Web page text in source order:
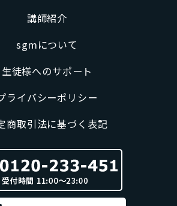
講師紹介
sgmについて
生徒様へのサポート
ライバシーポリシー
商取引法に基づく表記